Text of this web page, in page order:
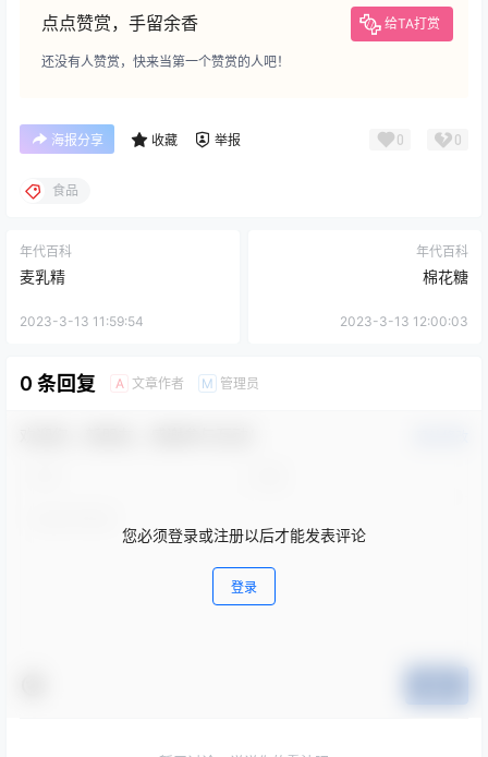
点点赞赏，手留余香 给TA打赏
还没有人赞赏，快来当第一个赞赏的人吧！
海报分享 收藏 举报 0 0
食品
年代百科
麦乳精
2023-3-13 11:59:54
年代百科
棉花糖
2023-3-13 12:00:03
0 条回复 A 文章作者 M 管理员
您必须登录或注册以后才能发表评论
登录